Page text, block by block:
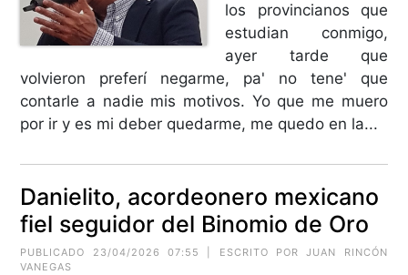
los provincianos que
estudian conmigo,
ayer tarde que
volvieron preferí negarme, pa' no tene' que
contarle a nadie mis motivos. Yo que me muero
por ir y es mi deber quedarme, me quedo en la...
Danielito, acordeonero mexicano
fiel seguidor del Binomio de Oro
PUBLICADO 23/04/2026 07:55 | ESCRITO POR JUAN RINCÓN
VANEGAS